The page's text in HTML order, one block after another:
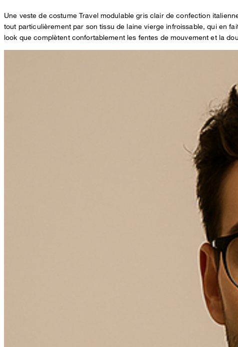
Une veste de costume Travel modulable gris clair de confection
tout particulièrement par son tissu de laine vierge infroissable, qui en
look que complètent confortablement les fentes de mouvement et la